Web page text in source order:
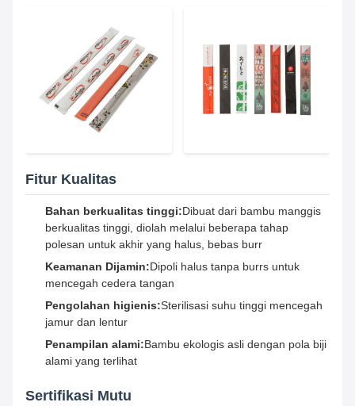
Fitur Kualitas
Bahan berkualitas tinggi:Dibuat dari bambu manggis
berkualitas tinggi, diolah melalui beberapa tahap
polesan untuk akhir yang halus, bebas burr
Keamanan Dijamin:Dipoli halus tanpa burrs untuk
mencegah cedera tangan
Pengolahan higienis:Sterilisasi suhu tinggi mencegah
jamur dan lentur
Penampilan alami:Bambu ekologis asli dengan pola biji
alami yang terlihat
Sertifikasi Mutu